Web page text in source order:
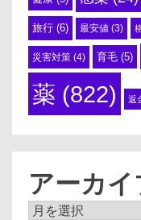
旅行 (6) 最安値 (3)
災害対策 (4) 育毛 (5)
薬 (822) 返
アーカイ
ア